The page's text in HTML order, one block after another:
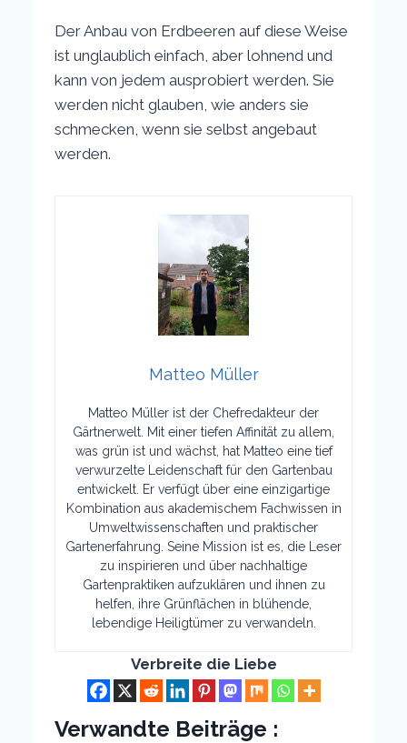
Der Anbau von Erdbeeren auf diese Weise
ist unglaublich einfach, aber lohnend und
kann von jedem ausprobiert werden. Sie
werden nicht glauben, wie anders sie
schmecken, wenn sie selbst angebaut
werden.
Matteo Müller
Matteo Müller ist der Chefredakteur der
Gärtnerwelt. Mit einer tiefen Affinität zu allem,
was grün ist und wächst, hat Matteo eine tief
verwurzelte Leidenschaft für den Gartenbau
entwickelt. Er verfügt über eine einzigartige
Kombination aus akademischem Fachwissen in
Umweltwissenschaften und praktischer
Gartenerfahrung. Seine Mission ist es, die Leser
zu inspirieren und über nachhaltige
Gartenpraktiken aufzuklären und ihnen zu
helfen, ihre Grünflächen in blühende,
lebendige Heiligtümer zu verwandeln.
Verbreite die Liebe
Verwandte Beiträge :